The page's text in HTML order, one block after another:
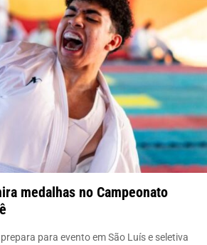
medalhas no Campeonato
para evento em São Luís e seletiva